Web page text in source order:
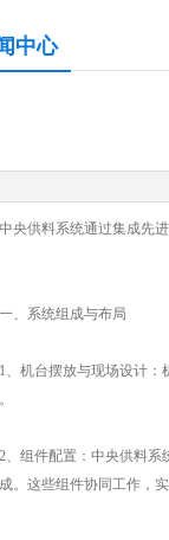
中心
供料系统通过集成先进
系统组成与布局
台摆放与现场设计：机
件配置：中央供料系统
。这些组件协同工作，